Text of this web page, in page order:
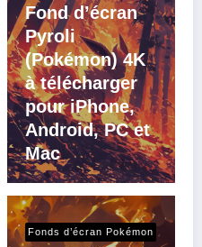
Fond d’écran
Pyroli
(Pokémon) 4K
à télécharger
pour iPhone,
Android, PC et
Mac
Fonds d’écran Pokémon